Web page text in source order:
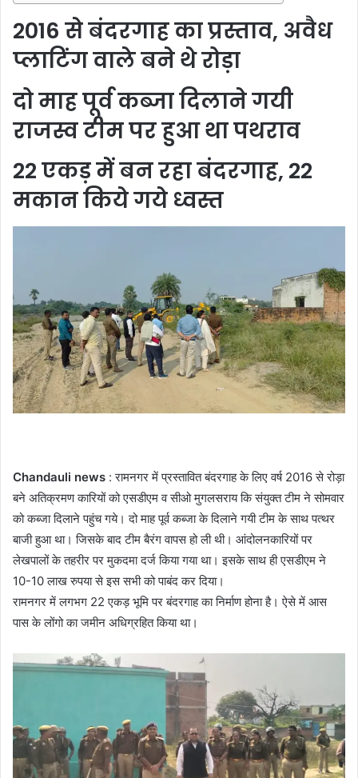
2016 से बंदरगाह का प्रस्ताव, अवैध
प्लाटिंग वाले बने थे रोड़ा
दो माह पूर्व कब्जा दिलाने गयी
राजस्व टीम पर हुआ था पथराव
22 एकड़ में बन रहा बंदरगाह, 22
मकान किये गये ध्वस्त
Chandauli news : रामनगर में प्रस्तावित बंदरगाह के लिए वर्ष 2016 से रोड़ा
बने अतिक्रमण कारियों को एसडीएम व सीओ मुगलसराय कि संयुक्त टीम ने सोमवार
को कब्जा दिलाने पहुंच गये। दो माह पूर्व कब्जा के दिलाने गयी टीम के साथ पत्थर
बाजी हुआ था। जिसके बाद टीम बैरंग वापस हो ली थी। आंदोलनकारियों पर
लेखपालों के तहरीर पर मुकदमा दर्ज किया गया था। इसके साथ ही एसडीएम ने
10-10 लाख रुपया से इस सभी को पाबंद कर दिया।
रामनगर में लगभग 22 एकड़ भूमि पर बंदरगाह का निर्माण होना है। ऐसे में आस
पास के लोंगो का जमीन अधिग्रहित किया था।